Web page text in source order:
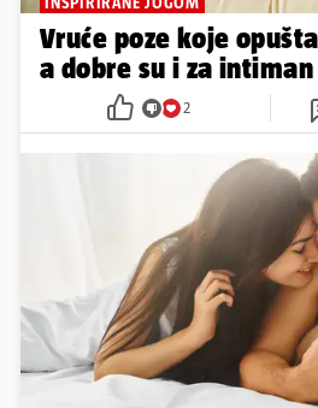
Vruće poze koje
a dobre su i za intiman
2